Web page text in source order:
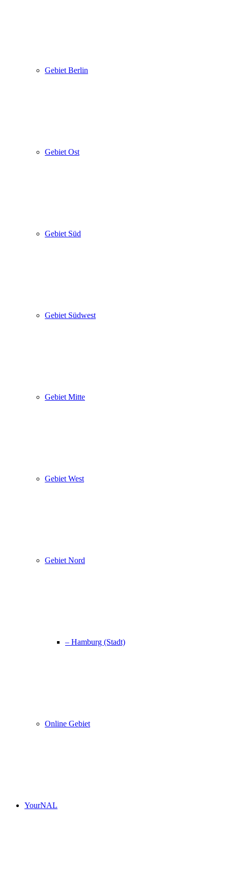
Gebiet Berlin
Gebiet Ost
Gebiet Süd
Gebiet Südwest
Gebiet Mitte
Gebiet West
Gebiet Nord
– Hamburg (Stadt)
Online Gebiet
YourNAL